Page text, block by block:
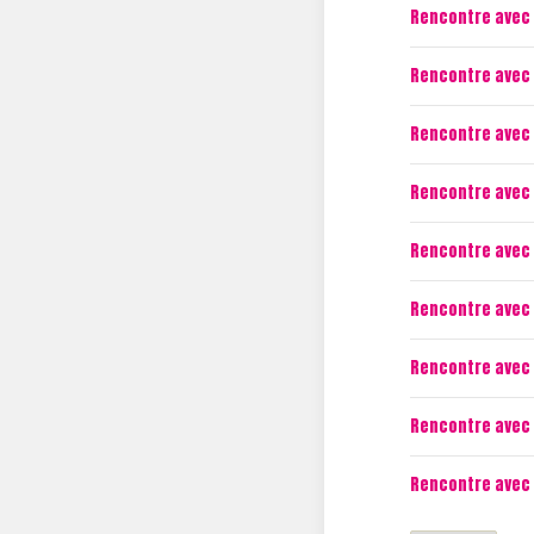
Rencontre
Rencontre
Rencontre
Rencontre
Rencontre
Rencontre
Rencontre
Rencontre
Rencontre